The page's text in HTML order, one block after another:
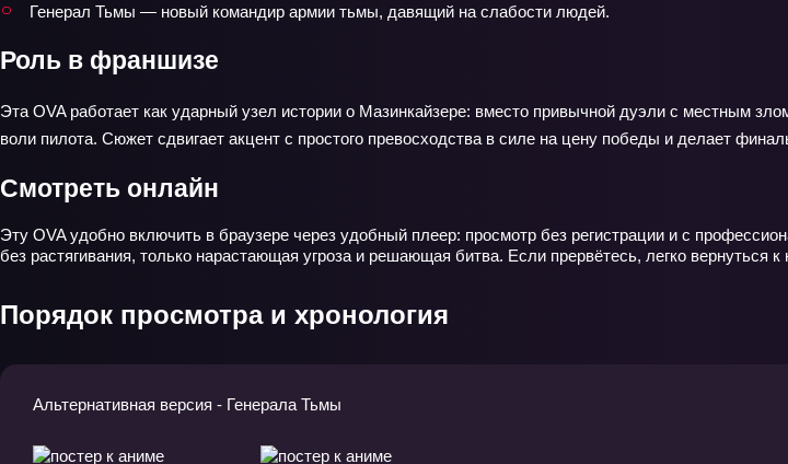
Генерал Тьмы — новый командир армии тьмы, давящий на слабости людей.
Роль в франшизе
Эта OVA работает как ударный узел истории о Мазинкайзере: вместо привычной дуэли с местным
воли пилота. Сюжет сдвигает акцент с простого превосходства в силе на цену победы и делает
Смотреть онлайн
Эту OVA удобно включить в браузере через удобный плеер: просмотр без регистрации и с
без растягивания, только нарастающая угроза и решающая битва. Если прервётесь, легко вернуться
Порядок просмотра и хронология
Альтернативная версия - Генерала Тьмы